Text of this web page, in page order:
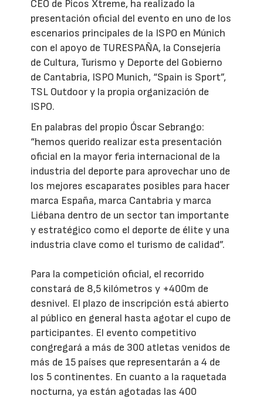
CEO de Picos Xtreme, ha realizado la
presentación oficial del evento en uno de los
escenarios principales de la ISPO en Múnich
con el apoyo de TURESPAÑA, la Consejería
de Cultura, Turismo y Deporte del Gobierno
de Cantabria, ISPO Munich, “Spain is Sport”,
TSL Outdoor y la propia organización de
ISPO.
En palabras del propio Óscar Sebrango:
“hemos querido realizar esta presentación
oficial en la mayor feria internacional de la
industria del deporte para aprovechar uno de
los mejores escaparates posibles para hacer
marca España, marca Cantabria y marca
Liébana dentro de un sector tan importante
y estratégico como el deporte de élite y una
industria clave como el turismo de calidad”.
Para la competición oficial, el recorrido
constará de 8,5 kilómetros y +400m de
desnivel. El plazo de inscripción está abierto
al público en general hasta agotar el cupo de
participantes. El evento competitivo
congregará a más de 300 atletas venidos de
más de 15 países que representarán a 4 de
los 5 continentes. En cuanto a la raquetada
nocturna, ya están agotadas las 400